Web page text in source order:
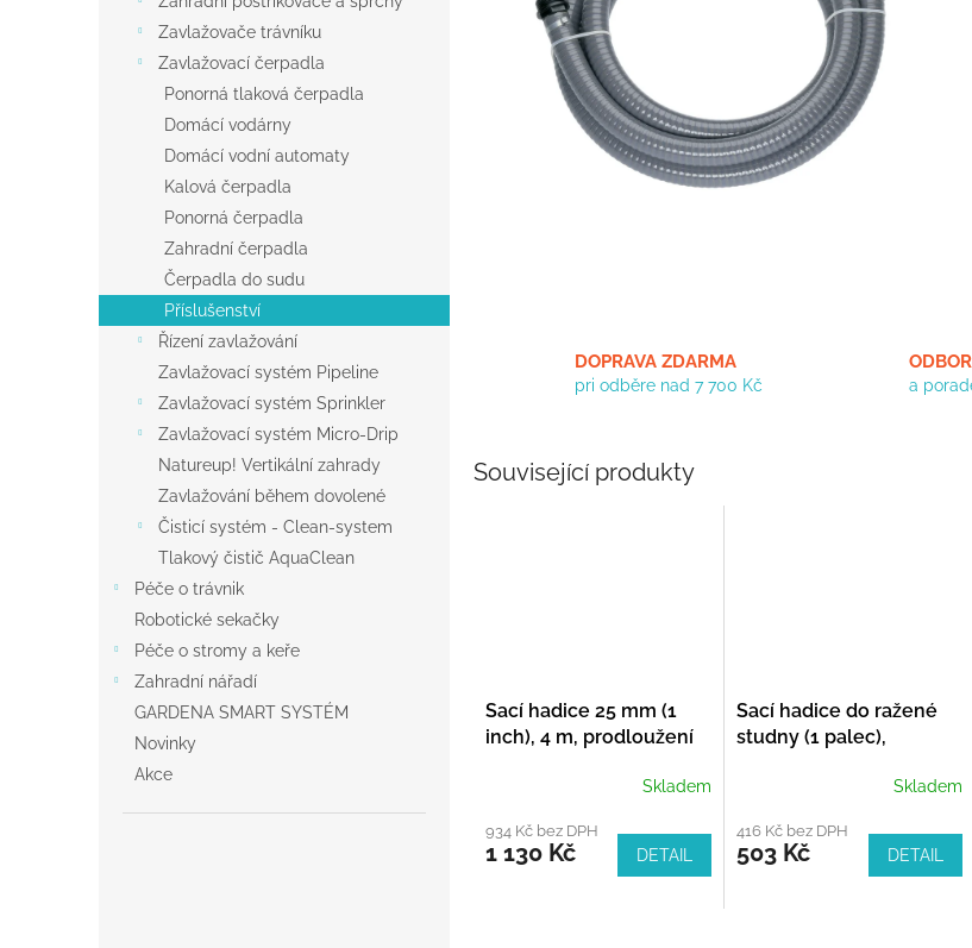
Zavlažovače trávníku
Zavlažovací čerpadla
Ponorná tlaková čerpadla
Domácí vodárny
Domácí vodní automaty
Kalová čerpadla
Ponorná čerpadla
Zahradní čerpadla
Čerpadla do sudu
Příslušenství
Řízení zavlažování
Zavlažovací systém Pipeline
Zavlažovací systém Sprinkler
Zavlažovací systém Micro-Drip
Natureup! Vertikální zahrady
Zavlažování během dovolené
Čisticí systém - Clean-system
Tlakový čistič AquaClean
Péče o trávnik
Robotické sekačky
Péče o stromy a keře
Zahradní nářadí
GARDENA SMART SYSTÉM
Novinky
Akce
DOPRAVA ZDARMA
pri odběre nad 7 700 Kč a
Související produkty
Sací hadice 25 mm (1
inch), 4 m, prodloužení
Skladem
934 Kč bez DPH
1 130 Kč DETAIL
Sací hadice do ražené
studny (1 palec),
hadicovou svorkou 0,5
Skladem
416 Kč bez DPH
503 Kč DETAIL